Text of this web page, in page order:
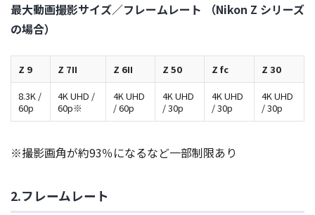
最大動画撮影サイズ／フレームレート （Nikon Z シリーズ
の場合）
Z 9 Z 7II Z 6II Z 50 Z fc
Z 30
8.3K /
60p
4K UHD /
60p※
4K UHD
/ 60p
4K UHD
/ 30p
4K UHD
/ 30p
4K UHD
/ 30p
※撮影画角が約93％になるなど一部制限あり
2.フレームレート